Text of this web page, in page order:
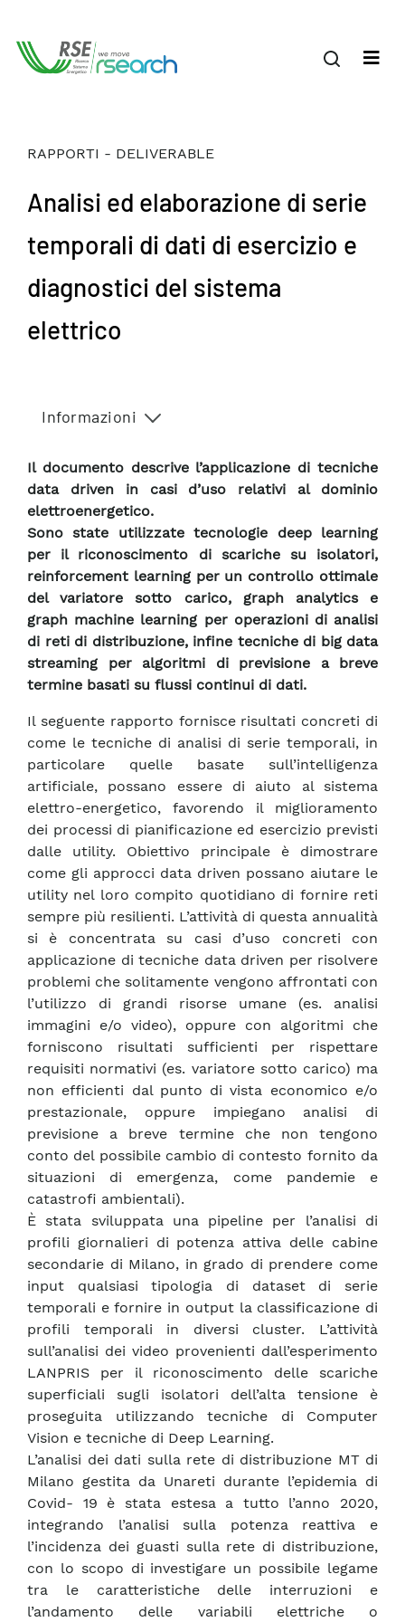
RAPPORTI - DELIVERABLE
Analisi ed elaborazione di serie
temporali di dati di esercizio e
diagnostici del sistema
elettrico
Informazioni
Il documento descrive l’applicazione di tecniche
data driven in casi d’uso relativi al dominio
elettroenergetico.
Sono state utilizzate tecnologie deep learning
per il riconoscimento di scariche su isolatori,
reinforcement learning per un controllo ottimale
del variatore sotto carico, graph analytics e
graph machine learning per operazioni di analisi
di reti di distribuzione, infine tecniche di big data
streaming per algoritmi di previsione a breve
termine basati su flussi continui di dati.
Il seguente rapporto fornisce risultati concreti di
come le tecniche di analisi di serie temporali, in
particolare quelle basate sull’intelligenza
artificiale, possano essere di aiuto al sistema
elettro-energetico, favorendo il miglioramento
dei processi di pianificazione ed esercizio previsti
dalle utility. Obiettivo principale è dimostrare
come gli approcci data driven possano aiutare le
utility nel loro compito quotidiano di fornire reti
sempre più resilienti. L’attività di questa annualità
si è concentrata su casi d’uso concreti con
applicazione di tecniche data driven per risolvere
problemi che solitamente vengono affrontati con
l’utilizzo di grandi risorse umane (es. analisi
immagini e/o video), oppure con algoritmi che
forniscono risultati sufficienti per rispettare
requisiti normativi (es. variatore sotto carico) ma
non efficienti dal punto di vista economico e/o
prestazionale, oppure impiegano analisi di
previsione a breve termine che non tengono
conto del possibile cambio di contesto fornito da
situazioni di emergenza, come pandemie e
catastrofi ambientali).
È stata sviluppata una pipeline per l’analisi di
profili giornalieri di potenza attiva delle cabine
secondarie di Milano, in grado di prendere come
input qualsiasi tipologia di dataset di serie
temporali e fornire in output la classificazione di
profili temporali in diversi cluster. L’attività
sull’analisi dei video provenienti dall’esperimento
LANPRIS per il riconoscimento delle scariche
superficiali sugli isolatori dell’alta tensione è
proseguita utilizzando tecniche di Computer
Vision e tecniche di Deep Learning.
L’analisi dei dati sulla rete di distribuzione MT di
Milano gestita da Unareti durante l’epidemia di
Covid- 19 è stata estesa a tutto l’anno 2020,
integrando l’analisi sulla potenza reattiva e
l’incidenza dei guasti sulla rete di distribuzione,
con lo scopo di investigare un possibile legame
tra le caratteristiche delle interruzioni e
l’andamento delle variabili elettriche o